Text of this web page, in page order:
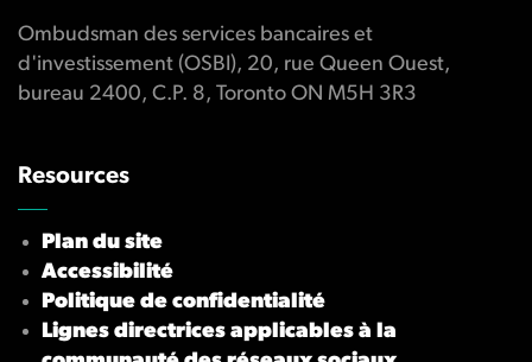
Ombudsman des services bancaires et
d'investissement (OSBI), 20, rue Queen Ouest,
bureau 2400, C.P. 8, Toronto ON M5H 3R3
Resources
Plan du site
Accessibilité
Politique de confidentialité
Lignes directrices applicables à la